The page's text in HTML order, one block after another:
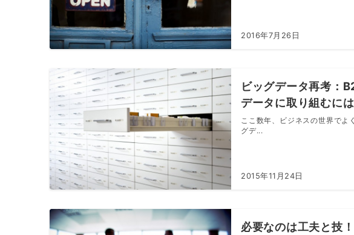
2016年7月26日
ビッグデータ再考：
データに取り組むには
ここ数年、ビジネスの世界でよ
グデ...
2015年11月24日
必要なのは工夫と技